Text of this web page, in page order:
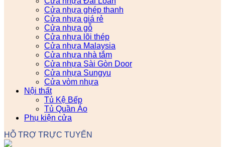
Cửa nhựa ghép thanh
Cửa nhựa giá rẻ
Cửa nhựa gỗ
Cửa nhựa lõi thép
Cửa nhựa Malaysia
Cửa nhựa nhà tắm
Cửa nhựa Sài Gòn Door
Cửa nhựa Sungyu
Cửa vòm nhựa
Nội thất
Tủ Kệ Bếp
Tủ Quần Áo
Phụ kiện cửa
HỖ TRỢ TRỰC TUYẾN